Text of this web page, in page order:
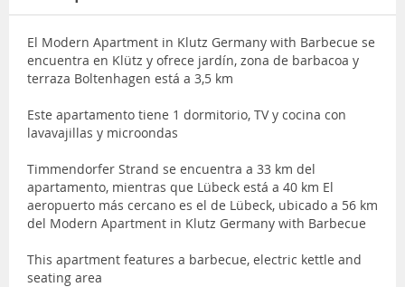
El Modern Apartment in Klutz Germany with Barbecue se
encuentra en Klütz y ofrece jardín, zona de barbacoa y
terraza Boltenhagen está a 3,5 km
Este apartamento tiene 1 dormitorio, TV y cocina con
lavavajillas y microondas
Timmendorfer Strand se encuentra a 33 km del
apartamento, mientras que Lübeck está a 40 km El
aeropuerto más cercano es el de Lübeck, ubicado a 56 km
del Modern Apartment in Klutz Germany with Barbecue
This apartment features a barbecue, electric kettle and
seating area